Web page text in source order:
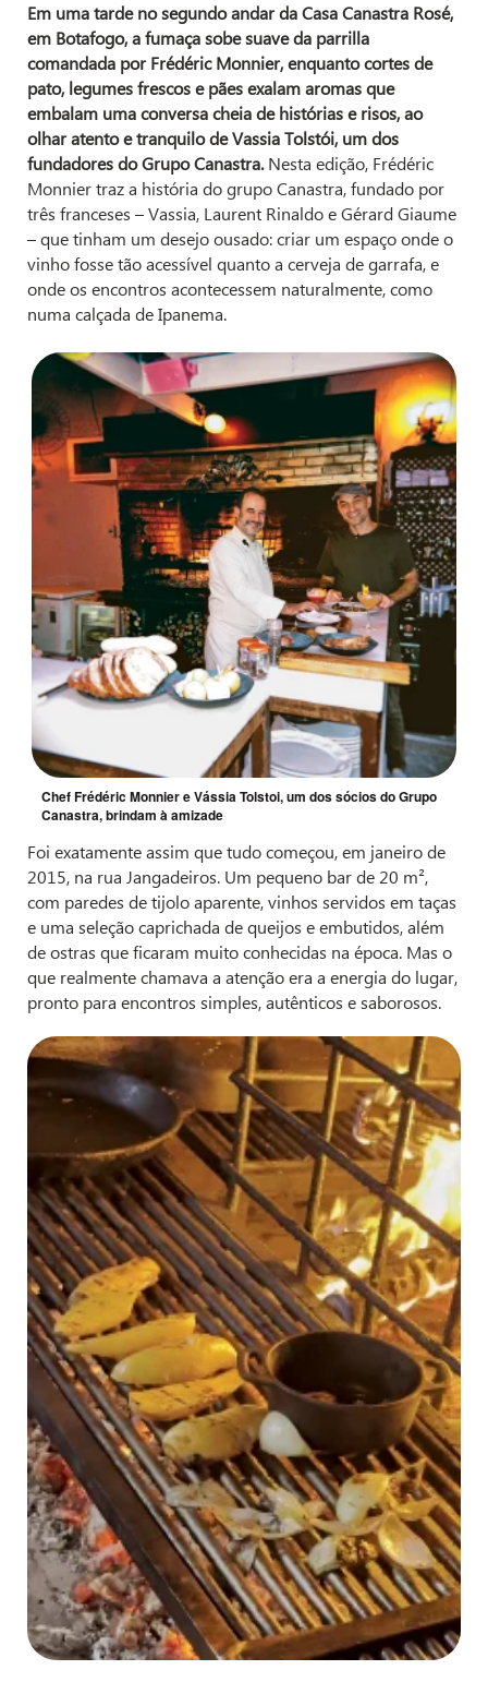
Em uma tarde no segundo andar da Casa Canastra Rosé,
em Botafogo, a fumaça sobe suave da parrilla
comandada por Frédéric Monnier, enquanto cortes de
pato, legumes frescos e pães exalam aromas que
embalam uma conversa cheia de histórias e risos, ao
olhar atento e tranquilo de Vassia Tolstói, um dos
fundadores do Grupo Canastra.Nesta edição, Frédéric
Monnier traz a história do grupo Canastra, fundado por
três franceses – Vassia, Laurent Rinaldo e Gérard Giaume
– que tinham um desejo ousado: criar um espaço onde o
vinho fosse tão acessível quanto a cerveja de garrafa, e
onde os encontros acontecessem naturalmente, como
numa calçada de Ipanema.
Chef Frédéric Monnier e Vássia Tolstoi, um dos sócios do Grupo
Canastra, brindam à amizade
Foi exatamente assim que tudo começou, em janeiro de
2015, na rua Jangadeiros. Um pequeno bar de 20 m²,
com paredes de tijolo aparente, vinhos servidos em taças
e uma seleção caprichada de queijos e embutidos, além
de ostras que ficaram muito conhecidas na época. Mas o
que realmente chamava a atenção era a energia do lugar,
pronto para encontros simples, autênticos e saborosos.